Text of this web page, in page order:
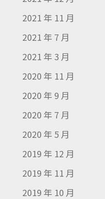
2021 年 11 月
2021 年 7 月
2021 年 3 月
2020 年 11 月
2020 年 9 月
2020 年 7 月
2020 年 5 月
2019 年 12 月
2019 年 11 月
2019 年 10 月